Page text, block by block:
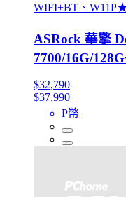
WIFI+BT、
ASRock 華擎
7700/16G/
$32,790
$37,990
P幣